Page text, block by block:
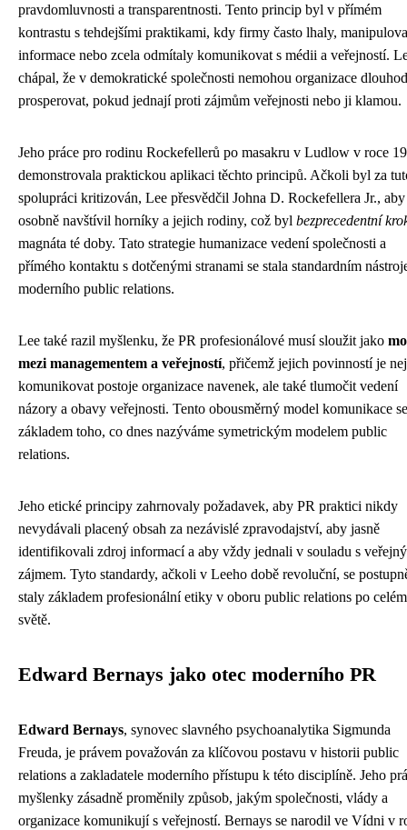
pravdomluvnosti a transparentnosti. Tento princip byl v přímém
kontrastu s tehdejšími praktikami, kdy firmy často lhaly,
informace nebo zcela odmítaly komunikovat s médii a veřejností.
chápal, že v demokratické společnosti nemohou organizace
prosperovat, pokud jednají proti zájmům veřejnosti nebo ji klamou.
Jeho práce pro rodinu Rockefellerů po masakru v Ludlow v roce
demonstrovala praktickou aplikaci těchto principů. Ačkoli byl za
spolupráci kritizován, Lee přesvědčil Johna D. Rockefellera Jr., aby
osobně navštívil horníky a jejich rodiny, což byl bezprecedentní
magnáta té doby. Tato strategie humanizace vedení společnosti a
přímého kontaktu s dotčenými stranami se stala standardním
moderního public relations.
Lee také razil myšlenku, že PR profesionálové musí sloužit jako
mezi managementem a veřejností, přičemž jejich povinností je
komunikovat postoje organizace navenek, ale také tlumočit vedení
názory a obavy veřejnosti. Tento obousměrný model komunikace
základem toho, co dnes nazýváme symetrickým modelem public
relations.
Jeho etické principy zahrnovaly požadavek, aby PR praktici nikdy
nevydávali placený obsah za nezávislé zpravodajství, aby jasně
identifikovali zdroj informací a aby vždy jednali v souladu s
zájmem. Tyto standardy, ačkoli v Leeho době revoluční, se
staly základem profesionální etiky v oboru public relations po celém
světě.
Edward Bernays jako otec moderního PR
Edward Bernays, synovec slavného psychoanalytika Sigmunda
Freuda, je právem považován za klíčovou postavu v historii public
relations a zakladatele moderního přístupu k této disciplíně. Jeho
myšlenky zásadně proměnily způsob, jakým společnosti, vlády a
organizace komunikují s veřejností. Bernays se narodil ve Vídni v